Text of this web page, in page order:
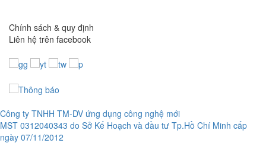
1,900,000 đ
1,100,000 đ
Lắp đặt trọn bộ 1 camera IP WIFI C3WN
1,500,000 đ
Lắp đặt trọn bộ 1 camera KBONE KN-H21PW
1,050,000 đ
Chính sách & quy định
Liên hệ trên facebook
Công ty TNHH TM-DV ứng dụng công nghệ mới
MST 0312040343 do Sở Kế Hoạch và đầu tư Tp.Hồ Chí Minh cấp
ngày 07/11/2012